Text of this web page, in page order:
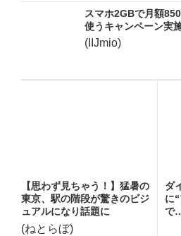
スマホ2GBで月額
使うキャンペーン実
(IIJmio)
【思わず見ちゃう！】猛暑の
東京、駅の階段が驚きのビジ
ュアルになり話題に
(ねとらぼ)
ダ
に
で